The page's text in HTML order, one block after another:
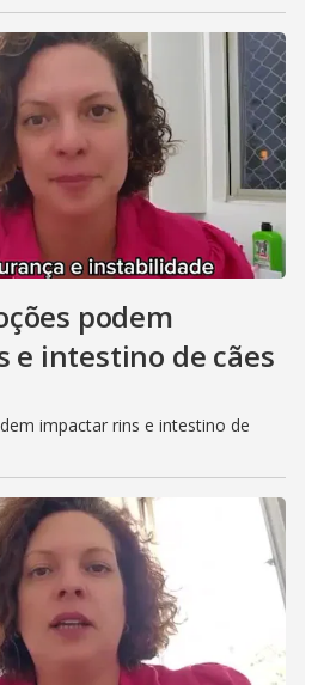
podem
e intestino de cães
impactar rins e intestino de